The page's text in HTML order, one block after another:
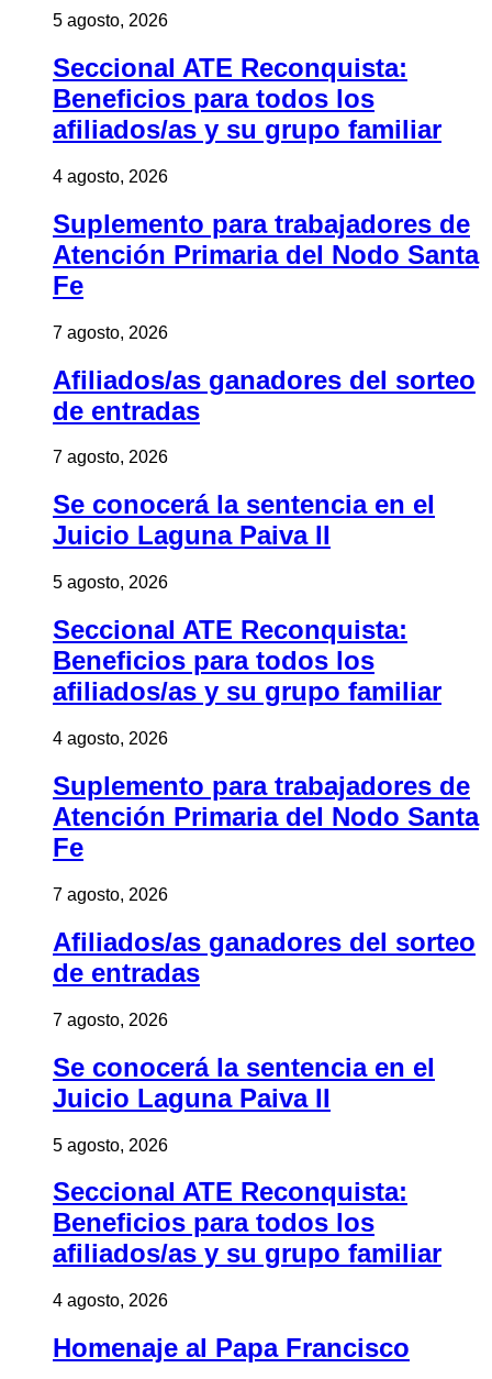
5 agosto, 2026
Seccional ATE Reconquista:
Beneficios para todos los
afiliados/as y su grupo familiar
4 agosto, 2026
Suplemento para trabajadores de
Atención Primaria del Nodo Santa
Fe
7 agosto, 2026
Afiliados/as ganadores del sorteo
de entradas
7 agosto, 2026
Se conocerá la sentencia en el
Juicio Laguna Paiva II
5 agosto, 2026
Seccional ATE Reconquista:
Beneficios para todos los
afiliados/as y su grupo familiar
4 agosto, 2026
Suplemento para trabajadores de
Atención Primaria del Nodo Santa
Fe
7 agosto, 2026
Afiliados/as ganadores del sorteo
de entradas
7 agosto, 2026
Se conocerá la sentencia en el
Juicio Laguna Paiva II
5 agosto, 2026
Seccional ATE Reconquista:
Beneficios para todos los
afiliados/as y su grupo familiar
4 agosto, 2026
Homenaje al Papa Francisco